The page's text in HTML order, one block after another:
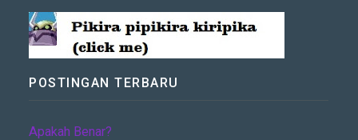
POSTINGAN TERBARU
Apakah Benar?